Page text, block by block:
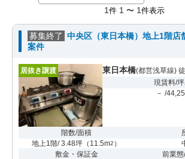
1 件 1 〜 1 件表示
募集終了 中央区（東日本橋）地上1階店
案件
居抜き譲渡 東日本橋(都営浅草線)
現賃料/
－ /
階数/面積
地上1階/ 3.48坪 （ 11.5m2 ）
敷金・保証金
前業